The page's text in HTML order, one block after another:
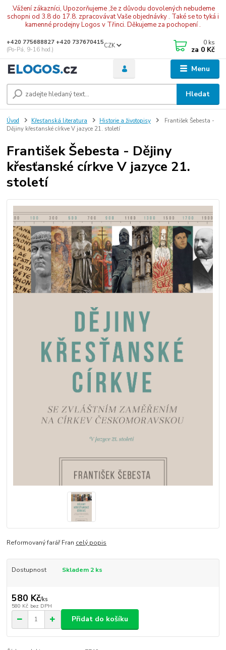
.Vážení zákazníci, Upozorňujeme ,že z důvodu dovolených nebudeme
schopni od 3.8 do 17.8. zpracovávat Vaše objednávky . Také se to tyká i
kamenné prodejny Logos v Třinci. Děkujeme za pochopení .
Menu
CZK
Hledat
+420 775688827 +420 737670415
(Po-Pá, 9-16 hod.)
0 ks
za 0 Kč
Úvod Křesťanská literatura Historie a životopisy
František Šebesta -
Dějiny křesťanské církve V jazyce 21. století
František Šebesta - Dějiny
křesťanské církve V jazyce 21.
století
Reformovaný farář Fran celý popis
Dostupnost Skladem 2 ks
580 Kč/ks
580 Kč bez DPH
Přidat do košíku